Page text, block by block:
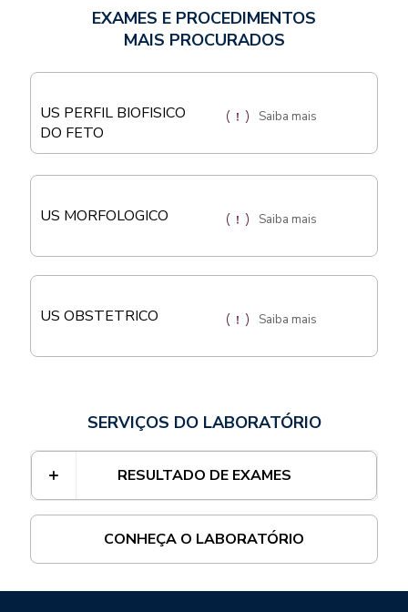
EXAMES E PROCEDIMENTOS
MAIS PROCURADOS
US PERFIL BIOFISICO
DO FETO
Saiba mais
US MORFOLOGICO Saiba mais
US OBSTETRICO Saiba mais
SERVIÇOS DO LABORATÓRIO
RESULTADO DE EXAMES
CONHEÇA O LABORATÓRIO